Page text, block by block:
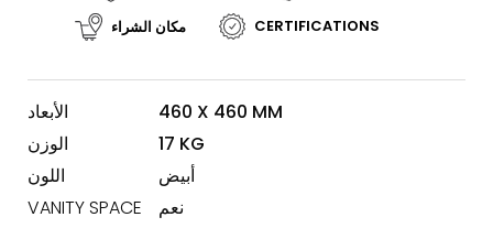
مكان الشراء
CERTIFICATIONS
الأبعاد
460 X 460 MM
الوزن
17 KG
اللون
أبيض
VANITY SPACE
نعم